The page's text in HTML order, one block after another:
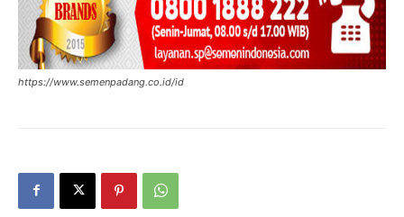
https://www.semenpadang.co.id/id